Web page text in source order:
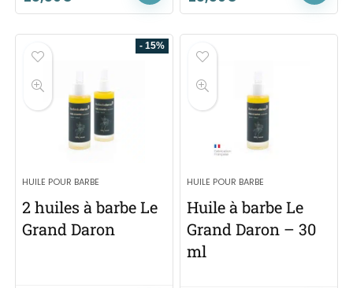
- 15%
HUILE POUR BARBE
2 huiles à barbe Le
Grand Daron
HUILE POUR BARBE
Huile à barbe Le
Grand Daron – 30
ml